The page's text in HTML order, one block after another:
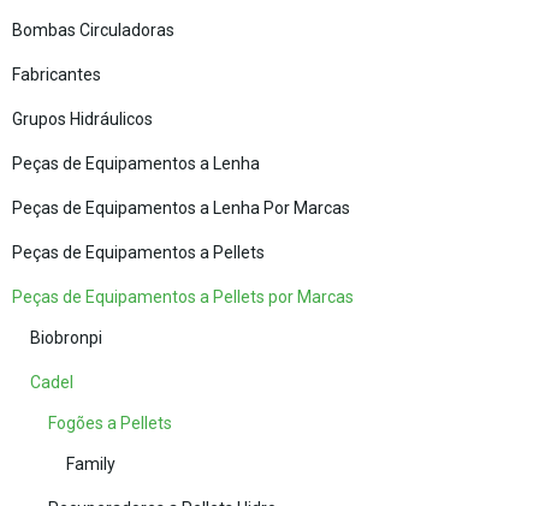
Bombas Circuladoras
Fabricantes
Grupos Hidráulicos
Peças de Equipamentos a Lenha
Peças de Equipamentos a Lenha Por Marcas
Peças de Equipamentos a Pellets
Peças de Equipamentos a Pellets por Marcas
Biobronpi
Cadel
Fogões a Pellets
Family